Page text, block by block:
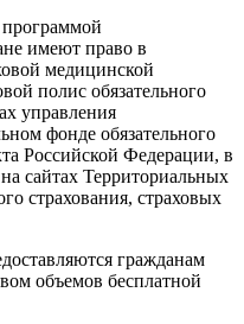
имеют право в
медицинской
полис обязательного
управления
фонде обязательного
Российской Федерации, в
сайтах Территориальных
страхования, страховых
гражданам
объемов бесплатной